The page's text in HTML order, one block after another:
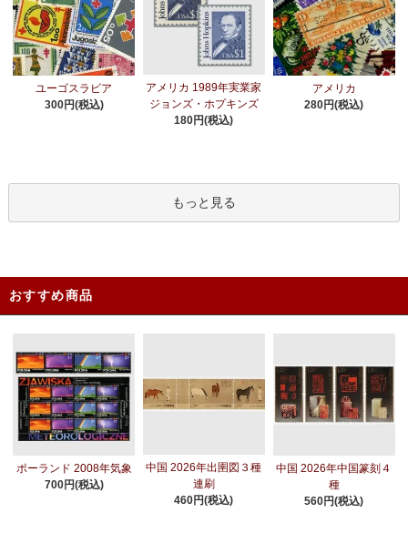
ユーゴスラビア
300円(税込)
アメリカ 1989年実業家
ジョンズ・ホプキンズ
180円(税込)
アメリカ
280円(税込)
もっと見る
おすすめ商品
ポーランド 2008年気象
700円(税込)
中国 2026年出圉図３種
連刷
460円(税込)
中国 2026年中国篆刻４
種
560円(税込)